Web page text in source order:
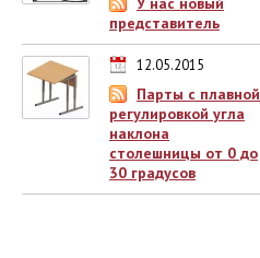
представитель
12.05.2015
Парты с плавной
регулировкой угла
наклона
столешницы от 0 до
30 градусов